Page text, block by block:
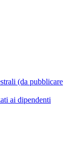
(da pubblicare
ai dipendenti